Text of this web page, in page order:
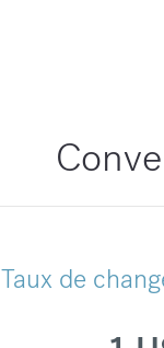
Taux de